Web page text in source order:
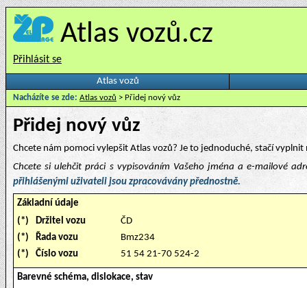
Atlas vozů.cz
Přihlásit se
Atlas vozů
Nacházíte se zde: Atlas vozů > Přidej nový vůz
Přidej nový vůz
Chcete nám pomoci vylepšit Atlas vozů? Je to jednoduché, stačí
Chcete si ulehčit práci s vypisováním Vašeho jména a e-mailové
přihlášenými uživateli jsou zpracovávány přednostně.
Základní údaje
(*)
Držitel vozu
ČD
(*)
Řada vozu
Bmz234
(*)
Číslo vozu 51 54 21-70 524-2
Barevné schéma, dislokace, stav